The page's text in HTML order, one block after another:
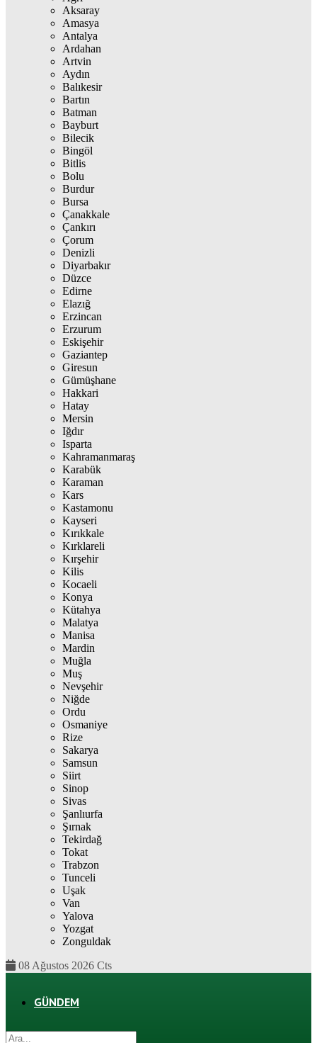
Aksaray
Amasya
Antalya
Ardahan
Artvin
Aydın
Balıkesir
Bartın
Batman
Bayburt
Bilecik
Bingöl
Bitlis
Bolu
Burdur
Bursa
Çanakkale
Çankırı
Çorum
Denizli
Diyarbakır
Düzce
Edirne
Elazığ
Erzincan
Erzurum
Eskişehir
Gaziantep
Giresun
Gümüşhane
Hakkari
Hatay
Mersin
Iğdır
Isparta
Kahramanmaraş
Karabük
Karaman
Kars
Kastamonu
Kayseri
Kırıkkale
Kırklareli
Kırşehir
Kilis
Kocaeli
Konya
Kütahya
Malatya
Manisa
Mardin
Muğla
Muş
Nevşehir
Niğde
Ordu
Osmaniye
Rize
Sakarya
Samsun
Siirt
Sinop
Sivas
Şanlıurfa
Şırnak
Tekirdağ
Tokat
Trabzon
Tunceli
Uşak
Van
Yalova
Yozgat
Zonguldak
08 Ağustos 2026 Cts
GÜNDEM